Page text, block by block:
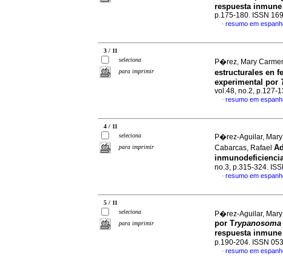
respuesta inmune
p.175-180. ISSN
· resumo em
3 / 11
seleciona
para imprimir
P�rez, Mary
estructurales en
experimental por
vol.48, no.2, p.127-
· resumo em
4 / 11
seleciona
para imprimir
P�rez-Aguilar,
Cabarcas, Rafael
no.3, p.315-324.
· resumo em
5 / 11
seleciona
para imprimir
P�rez-Aguilar,
por T
respuesta inmune
p.190-204. ISSN
· resumo em